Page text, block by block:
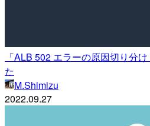
「ALB 502 エラーの原因切り分
た
M.Shimizu
2022.09.27